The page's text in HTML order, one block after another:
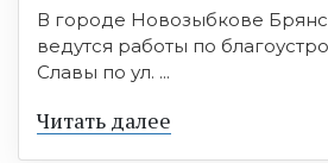
В городе Новозыбкове
ведутся работы по
Славы по ул. ...
Читать далее